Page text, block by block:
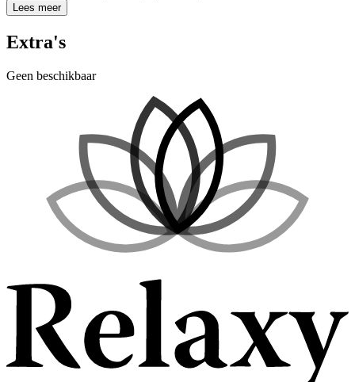
Lees meer
Extra's
Geen beschikbaar